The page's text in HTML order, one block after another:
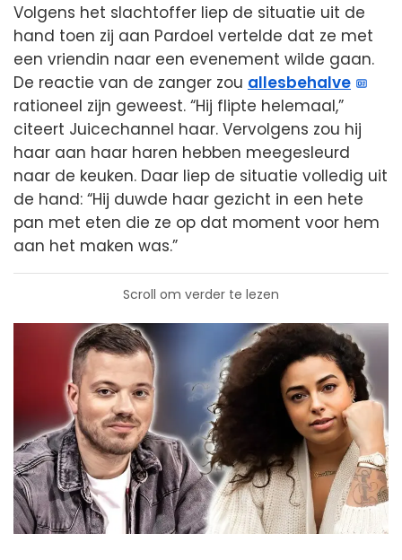
Volgens het slachtoffer liep de situatie uit de
hand toen zij aan Pardoel vertelde dat ze met
een vriendin naar een evenement wilde gaan.
De reactie van de zanger zou allesbehalve
rationeel zijn geweest. “Hij flipte helemaal,”
citeert Juicechannel haar. Vervolgens zou hij
haar aan haar haren hebben meegesleurd
naar de keuken. Daar liep de situatie volledig uit
de hand: “Hij duwde haar gezicht in een hete
pan met eten die ze op dat moment voor hem
aan het maken was.”
Scroll om verder te lezen